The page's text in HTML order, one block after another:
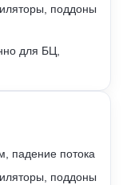
поддоны
для БЦ,
падение потока
поддоны